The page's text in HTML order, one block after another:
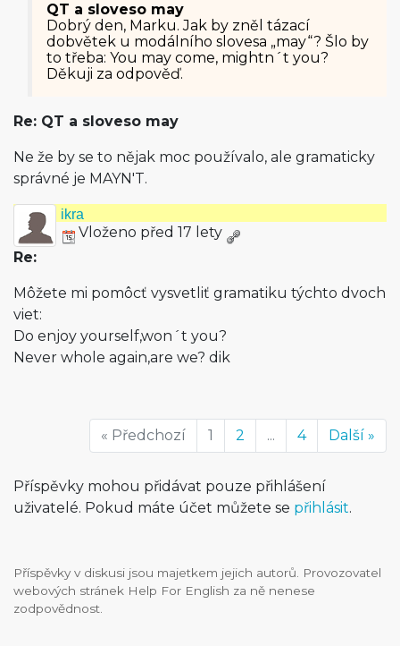
QT a sloveso may
Dobrý den, Marku. Jak by zněl tázací
dobvětek u modálního slovesa „may“? Šlo by
to třeba: You may come, mightn´t you?
Děkuji za odpověď.
Re: QT a sloveso may
Ne že by se to nějak moc používalo, ale gramaticky
správné je MAYN'T.
ikra
Vloženo před 17 lety
Re:
Môžete mi pomôcť vysvetliť gramatiku týchto dvoch
viet:
Do enjoy yourself,won´t you?
Never whole again,are we? dik
« Předchozí 1 2 ... 4 Další »
Příspěvky mohou přidávat pouze přihlášení
uživatelé. Pokud máte účet můžete se přihlásit.
Příspěvky v diskusi jsou majetkem jejich autorů. Provozovatel
webových stránek Help For English za ně nenese
zodpovědnost.